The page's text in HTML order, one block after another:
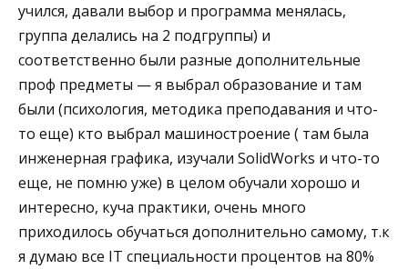
учился, давали выбор и программа менялась,
группа делались на 2 подгруппы) и
соответственно были разные дополнительные
проф предметы — я выбрал образование и там
были (психология, методика преподавания и что-
то еще) кто выбрал машиностроение ( там была
инженерная графика, изучали SolidWorks и что-то
еще, не помню уже) в целом обучали хорошо и
интересно, куча практики, очень много
приходилось обучаться дополнительно самому, т.к
я думаю все IT специальности процентов на 80%